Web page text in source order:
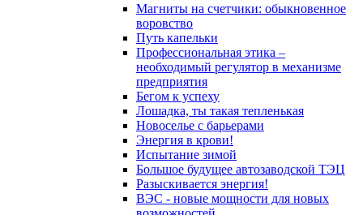
Магниты на счетчики: обыкновенное
воровство
Путь капельки
Профессиональная этика –
необходимый регулятор в механизме
предприятия
Бегом к успеху
Лошадка, ты такая тепленькая
Новоселье с барьерами
Энергия в крови!
Испытание зимой
Большое будущее автозаводской ТЭЦ
Разыскивается энергия!
ВЭС - новые мощности для новых